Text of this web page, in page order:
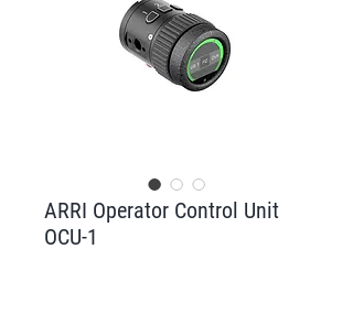
ARRI Operator Control Unit
OCU-1